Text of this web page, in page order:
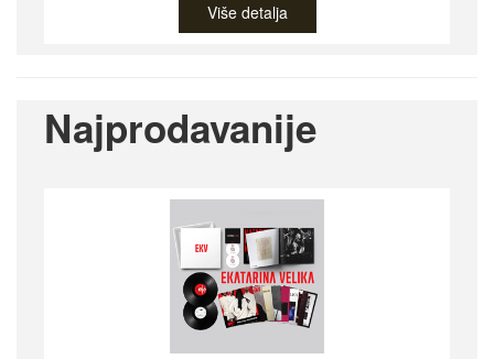
Više detalja
Najprodavanije